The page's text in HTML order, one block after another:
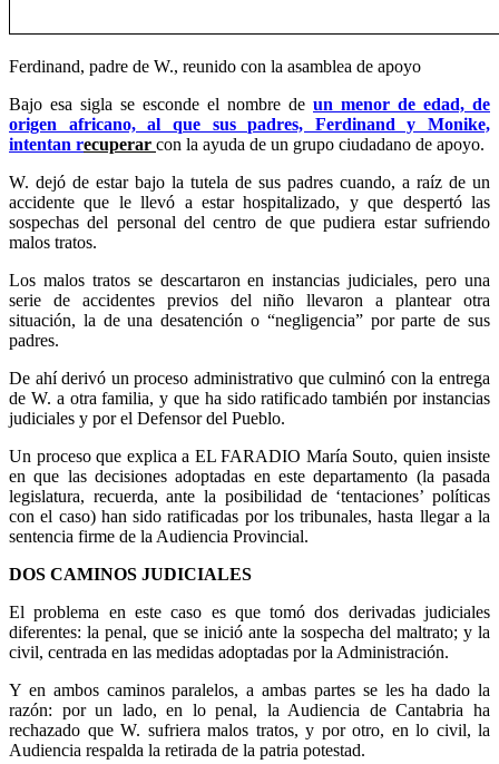
Ferdinand, padre de W., reunido con la asamblea de apoyo
Bajo esa sigla se esconde el nombre de un menor de edad, de
origen africano, al que sus padres, Ferdinand y Monike,
intentan recuperar con la ayuda de un grupo ciudadano de apoyo.
W. dejó de estar bajo la tutela de sus padres cuando, a raíz de un
accidente que le llevó a estar hospitalizado, y que despertó las
sospechas del personal del centro de que pudiera estar sufriendo
malos tratos.
Los malos tratos se descartaron en instancias judiciales, pero una
serie de accidentes previos del niño llevaron a plantear otra
situación, la de una desatención o “negligencia” por parte de sus
padres.
De ahí derivó un proceso administrativo que culminó con la entrega
de W. a otra familia, y que ha sido ratificado también por instancias
judiciales y por el Defensor del Pueblo.
Un proceso que explica a EL FARADIO María Souto, quien insiste
en que las decisiones adoptadas en este departamento (la pasada
legislatura, recuerda, ante la posibilidad de ‘tentaciones’ políticas
con el caso) han sido ratificadas por los tribunales, hasta llegar a la
sentencia firme de la Audiencia Provincial.
DOS CAMINOS JUDICIALES
El problema en este caso es que tomó dos derivadas judiciales
diferentes: la penal, que se inició ante la sospecha del maltrato; y la
civil, centrada en las medidas adoptadas por la Administración.
Y en ambos caminos paralelos, a ambas partes se les ha dado la
razón: por un lado, en lo penal, la Audiencia de Cantabria ha
rechazado que W. sufriera malos tratos, y por otro, en lo civil, la
Audiencia respalda la retirada de la patria potestad.